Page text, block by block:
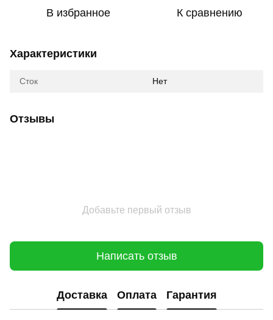
В избранное К сравнению
Характеристики
Сток Нет
Отзывы
Добавьте первый отзыв
Написать отзыв
Доставка Оплата Гарантия